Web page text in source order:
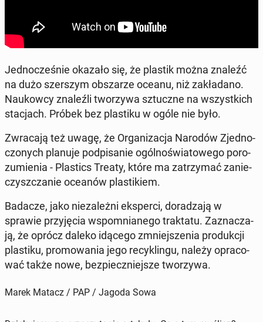
Jed­no­cze­śnie okazało się, że plastik można znaleźć
na dużo szer­szym ob­sza­rze oceanu, niż za­kła­da­no.
Na­ukow­cy zna­leź­li two­rzy­wa sztucz­ne na wszyst­kich
sta­cjach. Próbek bez pla­sti­ku w ogóle nie było.
Zwra­ca­ją też uwagę, że Or­ga­ni­za­cja Narodów Zjed­no­
czo­nych planuje pod­pi­sa­nie ogól­no­świa­to­we­go po­ro­
zu­mie­nia - Pla­stics Treaty, które ma za­trzy­mać za­nie­
czysz­cza­nie oceanów pla­sti­kiem.
Badacze, jako nie­za­leż­ni eks­per­ci, do­ra­dza­ją w
sprawie przy­ję­cia wspo­mnia­ne­go trak­ta­tu. Za­zna­cza­
ją, że oprócz daleko idącego zmniej­sze­nia pro­duk­cji
pla­sti­ku, pro­mo­wa­nia jego re­cy­klin­gu, należy opra­co­
wać także nowe, bez­piecz­niej­sze two­rzy­wa.
Marek Matacz / PAP / Jagoda Sowa